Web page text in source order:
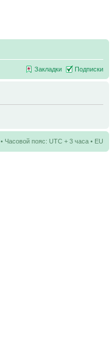
Закладки Подписки
• Часовой пояс: UTC + 3 часа • EU